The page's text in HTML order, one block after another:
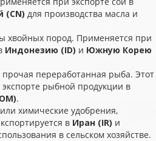
(CN) для производства масла и
хвойных пород. Применяется при
Индонезию (ID) и Южную Корею
переработанная рыба. Этот
экспорте рыбной продукции в
.
химические удобрения,
в Иран (IR) и
в сельском хозяйстве.